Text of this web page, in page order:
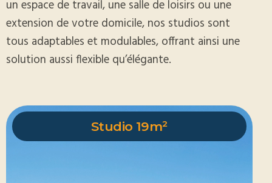
un espace de travail, une salle de loisirs ou une
extension de votre domicile, nos studios sont
tous adaptables et modulables, offrant ainsi une
solution aussi flexible qu’élégante.
Studio 19m²